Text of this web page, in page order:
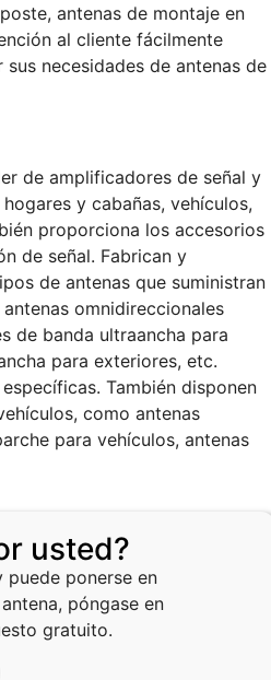
antenas de montaje en
al cliente fácilmente
necesidades de antenas de
de amplificadores de señal y
y cabañas, vehículos,
proporciona los accesorios
de señal. Fabrican y
de antenas que suministran
omnidireccionales
de banda ultraancha para
para exteriores, etc.
También disponen
como antenas
para vehículos, antenas
usted?
ponerse en
póngase en
gratuito.